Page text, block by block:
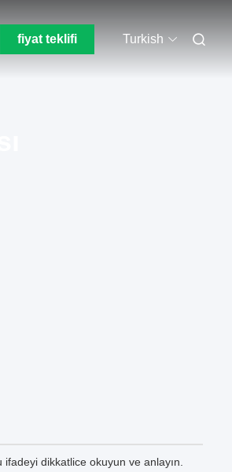
fiyat teklifi Turkish
dikkatlice okuyun ve anlayın.